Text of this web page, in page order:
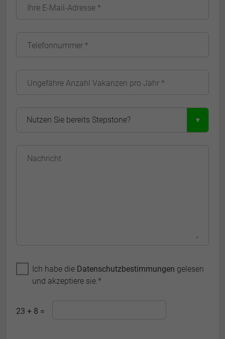
Ihre E-Mail-Adresse *
Telefonnummer *
Ungefähre Anzahl Vakanzen pro Jahr *
Nachricht
Ich habe die Datenschutzbestimmungen gelesen
und akzeptiere sie.*
23 + 8 =